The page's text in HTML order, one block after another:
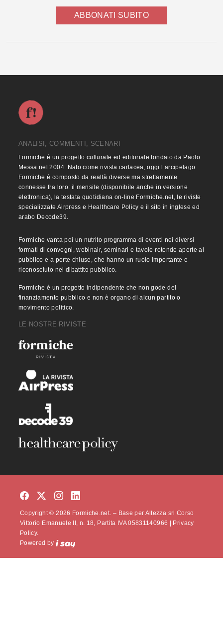
ABBONATI SUBITO
ANALISI, COMMENTI, SCENARI
Formiche è un progetto culturale ed editoriale fondato da Paolo
Messa nel 2004. Nato come rivista cartacea, oggi l’arcipelago
Formiche è composto da realtà diverse ma strettamente
connesse fra loro: il mensile (disponibile anche in versione
elettronica), la testata quotidiana on-line Formiche.net, le riviste
specializzate Airpress e Healthcare Policy e il sito in inglese ed
arabo Decode39.
Formiche vanta poi un nutrito programma di eventi nei diversi
formati di convegni, webinair, seminari e tavole rotonde aperte al
pubblico e a porte chiuse, che hanno un ruolo importante e
riconosciuto nel dibattito pubblico.
Formiche è un progetto indipendente che non gode del
finanziamento pubblico e non è organo di alcun partito o
movimento politico.
LE NOSTRE RIVISTE
Copyright © 2026 Formiche.net. – Base per Altezza srl Corso
Vittorio Emanuele II, n. 18, Partita IVA 05831140966 |
Privacy
Policy.
Powered by